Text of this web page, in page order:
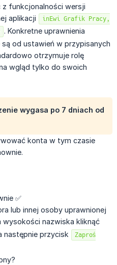
funkcjonalności wersji
aplikacji
inEwi Grafik Pracy,
. Konkretne uprawnienia
od ustawień w przypisanych
otrzymuje rolę
wgląd tylko do swoich
wygasa po 7 dniach od
konta w tym czasie
✅
lub innej osoby uprawnionej
wysokości nazwiska kliknąć
następnie przycisk
Zaproś